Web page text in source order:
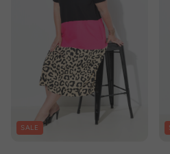
SALE